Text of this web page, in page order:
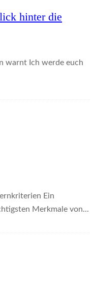
hinter die
warnt Ich werde euch
Ein
Merkmale von...